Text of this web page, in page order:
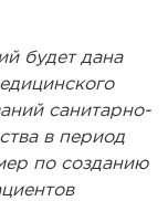
будет дана
санитарно-
в период
по созданию